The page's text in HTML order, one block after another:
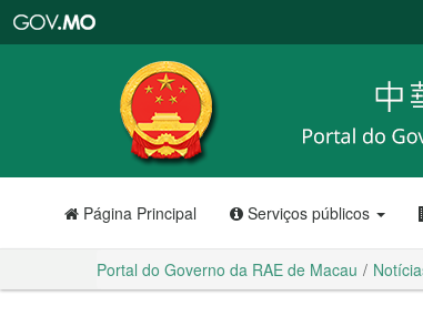
RAE
de
Macau
Página Principal Serviços públicos
Portal do Governo da RAE de Macau